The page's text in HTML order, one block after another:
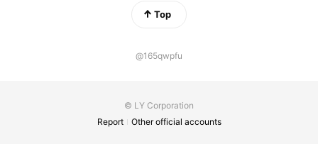
Top
@165qwpfu
© LY Corporation
Report
Other official accounts